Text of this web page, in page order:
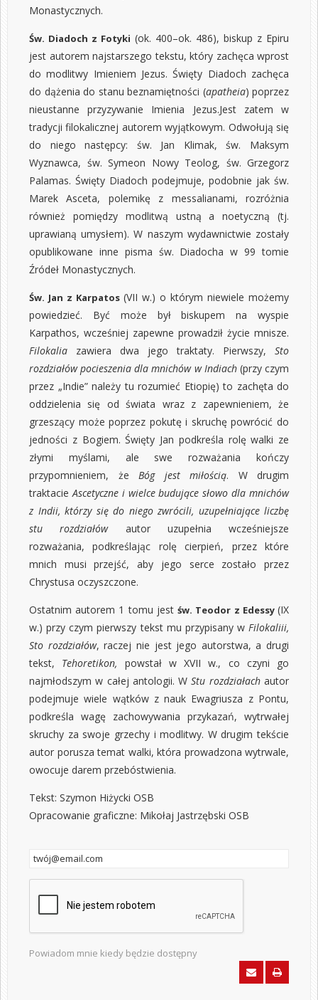
Monastycznych.
Św. Diadoch z Fotyki (ok. 400–ok. 486), biskup z Epiru
jest autorem najstarszego tekstu, który zachęca wprost
do modlitwy Imieniem Jezus. Święty Diadoch zachęca
do dążenia do stanu beznamiętności (apatheia) poprzez
nieustanne przyzywanie Imienia Jezus.Jest zatem w
tradycji filokalicznej autorem wyjątkowym. Odwołują się
do niego następcy: św. Jan Klimak, św. Maksym
Wyznawca, św. Symeon Nowy Teolog, św. Grzegorz
Palamas. Święty Diadoch podejmuje, podobnie jak św.
Marek Asceta, polemikę z messalianami, rozróżnia
również pomiędzy modlitwą ustną a noetyczną (tj.
uprawianą umysłem). W naszym wydawnictwie zostały
opublikowane inne pisma św. Diadocha w 99 tomie
Źródeł Monastycznych.
Św. Jan z Karpatos (VII w.) o którym niewiele możemy
powiedzieć. Być może był biskupem na wyspie
Karpathos, wcześniej zapewne prowadził życie mnisze.
Filokalia zawiera dwa jego traktaty. Pierwszy, Sto
rozdziałów pocieszenia dla mnichów w Indiach(przy czym
przez „Indie” należy tu rozumieć Etiopię) to zachęta do
oddzielenia się od świata wraz z zapewnieniem, że
grzeszący może poprzez pokutę i skruchę powrócić do
jedności z Bogiem. Święty Jan podkreśla rolę walki ze
złymi myślami, ale swe rozważania kończy
przypomnieniem, że Bóg jest miłością. W drugim
traktacieAscetyczne i wielce budujące słowo dla mnichów
z Indii, którzy się do niego zwrócili, uzupełniające liczbę
stu rozdziałówautor uzupełnia wcześniejsze
rozważania, podkreślając rolę cierpień, przez które
mnich musi przejść, aby jego serce zostało przez
Chrystusa oczyszczone.
Ostatnim autorem 1 tomu jestśw. Teodor z Edessy(IX
w.) przy czym pierwszy tekst mu przypisany w Filokaliii,
Sto rozdziałów, raczej nie jest jego autorstwa, a drugi
tekst, Tehoretikon, powstał w XVII w., co czyni go
najmłodszym w całej antologii. WStu rozdziałachautor
podejmuje wiele wątków z nauk Ewagriusza z Pontu,
podkreśla wagę zachowywania przykazań, wytrwałej
skruchy za swoje grzechy i modlitwy. W drugim tekście
autor porusza temat walki, która prowadzona wytrwale,
owocuje darem przebóstwienia.
Tekst: Szymon Hiżycki OSB
Opracowanie graficzne: Mikołaj Jastrzębski OSB
Powiadom mnie kiedy będzie dostępny